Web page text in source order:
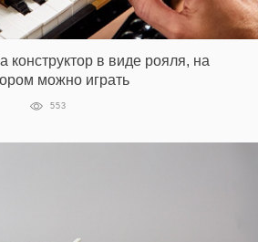
конструктор в виде рояля, на
можно играть
553